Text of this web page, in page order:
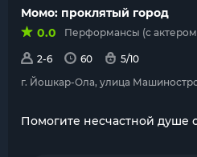
Момо: проклятый город
0.0
Перформансы (с
2-6 60
5/10
г. Йошкар-Ола, улица
Помогите несчастной душе